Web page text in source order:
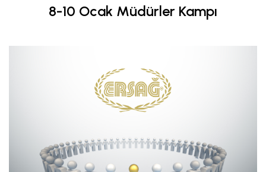
8-10 Ocak Müdürler Kampı